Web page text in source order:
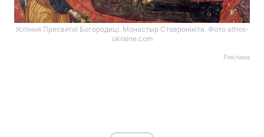
Успіння Пресвятої Богородиці. Монастыр Ставронікіта. Фото athos-
ukraine.com
Реклама